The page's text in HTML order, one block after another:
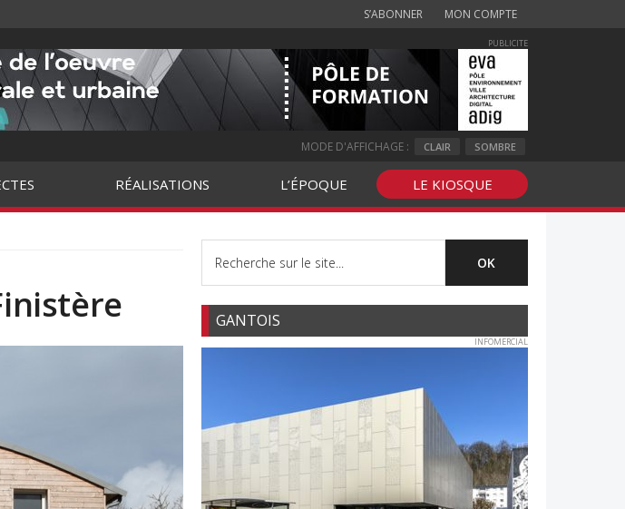
S’ABONNER MON COMPTE
PUBLICITE
MODE D'AFFICHAGE : CLAIR SOMBRE
RÉALISATIONS L’ÉPOQUE LE KIOSQUE
GANTOIS
INFOMERCIAL